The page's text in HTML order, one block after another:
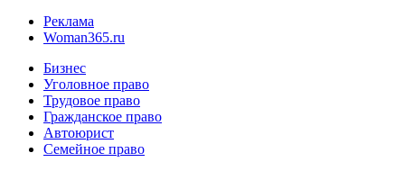
Реклама
Woman365.ru
Бизнес
Уголовное право
Трудовое право
Гражданское право
Автоюрист
Семейное право